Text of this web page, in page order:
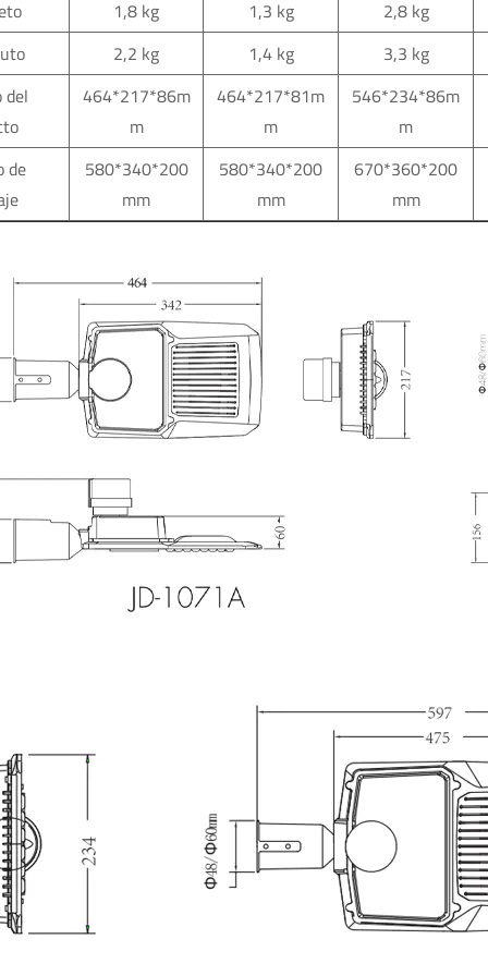
1,8 kg 1,3 kg
2,8 kg
2,2 kg 1,4 kg
3,3 kg
464*217*86m
m
464*217*81m
m
546*234*86m
m
de
580*340*200
mm
580*340*200
mm
670*360*200
mm